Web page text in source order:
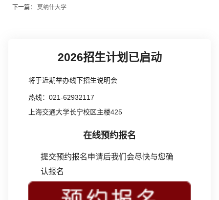
下一篇：莫纳什大学
2026招生计划已启动
将于近期举办线下招生说明会
热线：021-62932117
上海交通大学长宁校区主楼425
在线预约报名
提交预约报名申请后我们会尽快与您确
认报名